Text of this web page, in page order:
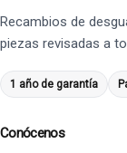
Recambios de
piezas revisadas a
1 año de garantía
Conócenos